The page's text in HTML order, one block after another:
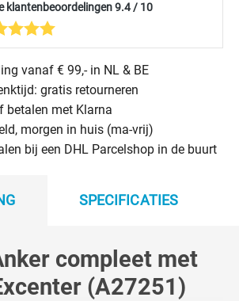
klantenbeoordelingen 9.4 / 10
vanaf € 99,- in NL & BE
gratis retourneren
betalen met Klarna
morgen in huis (ma-vrij)
bij een DHL Parcelshop in de buurt
SPECIFICATIES
compleet met
(A27251)